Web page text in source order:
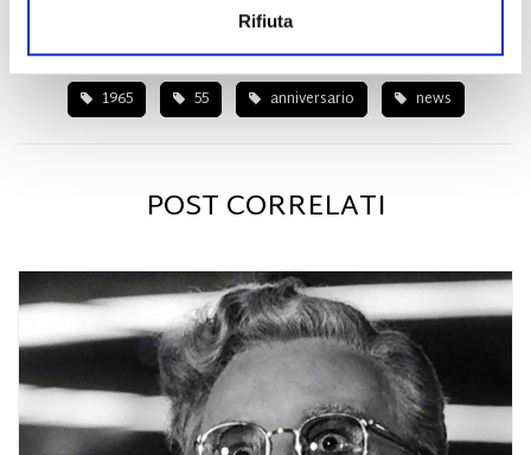
Rifiuta
1965 55 anniversario news
POST CORRELATI